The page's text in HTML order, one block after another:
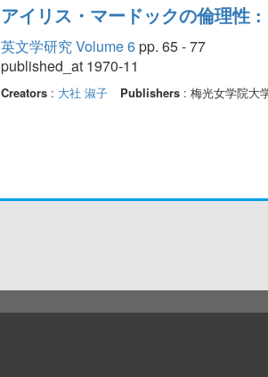
アイリス・マードックの倫理性
英文学研究 Volume 6pp. 65 - 77
published_at 1970-11
Creators: 大社 淑子 Publishers: 梅光女学院大